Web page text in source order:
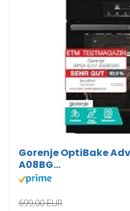
Gorenje OptiBake
A08BG...
699,00 EUR